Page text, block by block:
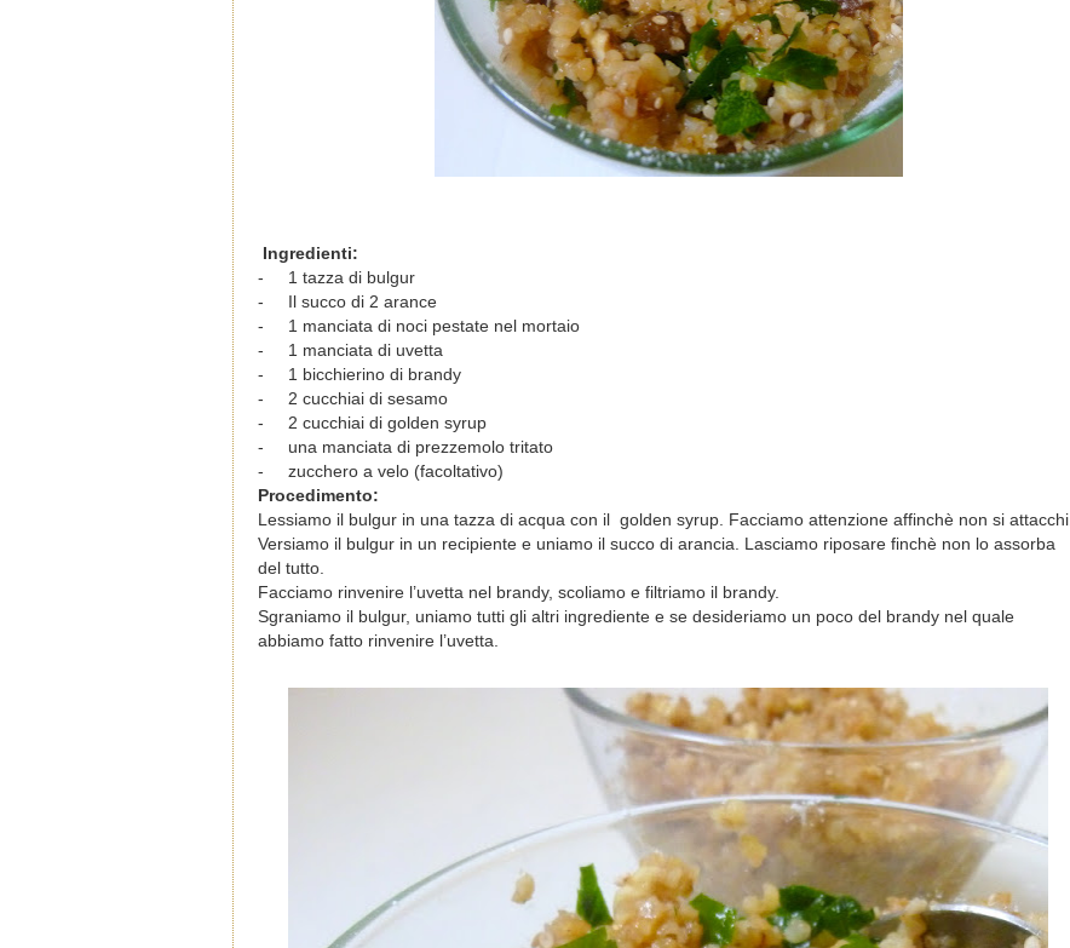
Ingredienti:
-
1 tazza di bulgur
-
Il succo di 2 arance
-
1 manciata di noci pestate nel mortaio
-
1 manciata di uvetta
-
1 bicchierino di brandy
-
2 cucchiai di sesamo
-
2 cucchiai di golden syrup
-
una manciata di prezzemolo tritato
-
zucchero a velo (facoltativo)
Procedimento:
Lessiamo il bulgur in una tazza di acqua con il
golden syrup. Facciamo attenzione affinchè non si attacchi.
Versiamo il bulgur in un recipiente e uniamo il succo di arancia. Lasciamo riposare finchè non lo assorba
del tutto.
Facciamo rinvenire l’uvetta nel brandy, scoliamo e filtriamo il brandy.
Sgraniamo il bulgur, uniamo tutti gli altri ingrediente e se desideriamo un poco del brandy nel quale
abbiamo fatto rinvenire l’uvetta.